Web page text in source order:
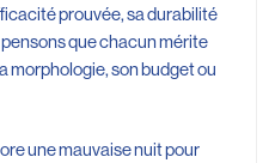
prouvée, sa durabilité
que chacun mérite
morphologie, son budget ou
une mauvaise nuit pour